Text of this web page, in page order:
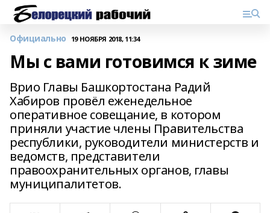
Официально 19 НОЯБРЯ 2018, 11:34
Мы с вами готовимся к зиме
Врио Главы Башкортостана Радий
Хабиров провёл еженедельное
оперативное совещание, в котором
приняли участие члены Правительства
республики, руководители министерств и
ведомств, представители
правоохранительных органов, главы
муниципалитетов.